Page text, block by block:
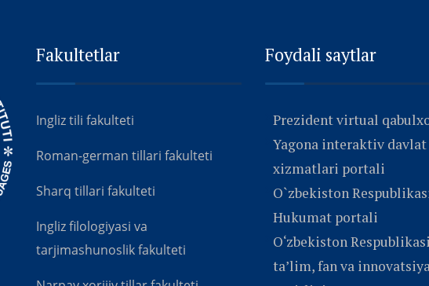
Fakultetlar
Ingliz tili fakulteti
Roman-german tillari fakulteti
Sharq tillari fakulteti
Ingliz filologiyasi va
tarjimashunoslik fakulteti
Foydali saytlar
Prezident virtual
Yagona interaktiv davlat
xizmatlari portali
O`zbekiston
Hukumat portali
O‘zbekiston
ta’lim, fan va